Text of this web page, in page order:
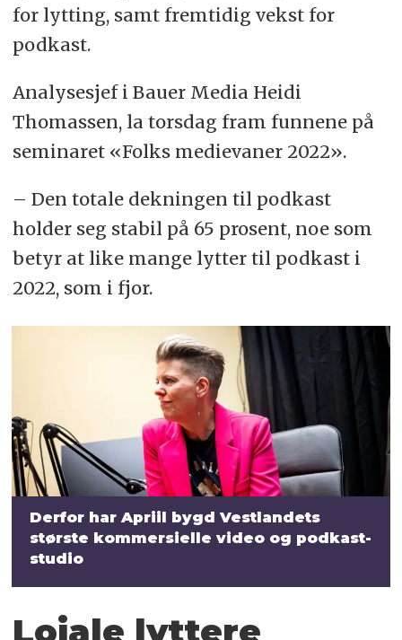
for lytting, samt fremtidig vekst for
podkast.
Analysesjef i Bauer Media Heidi
Thomassen, la torsdag fram funnene på
seminaret «Folks medievaner 2022».
– Den totale dekningen til podkast
holder seg stabil på 65 prosent, noe som
betyr at like mange lytter til podkast i
2022, som i fjor.
Derfor har Apriil bygd Vestlandets
største kommersielle video og podkast-
studio